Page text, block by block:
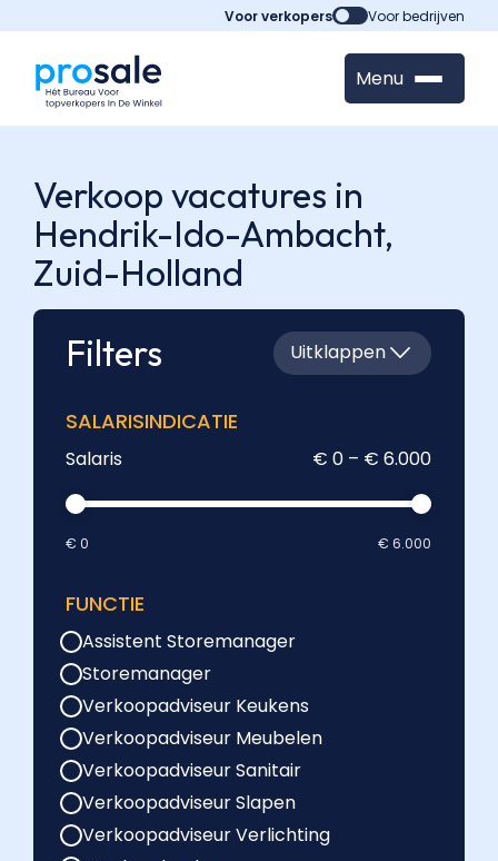
Voor verkopers Voor bedrijven
Menu
Verkoop vacatures in
Hendrik-Ido-Ambacht,
Zuid-Holland
Filters
Uitklappen
SALARISINDICATIE
Salaris € 0 – € 6.000
€ 0 € 6.000
FUNCTIE
Assistent Storemanager
Storemanager
Verkoopadviseur Keukens
Verkoopadviseur Meubelen
Verkoopadviseur Sanitair
Verkoopadviseur Slapen
Verkoopadviseur Verlichting